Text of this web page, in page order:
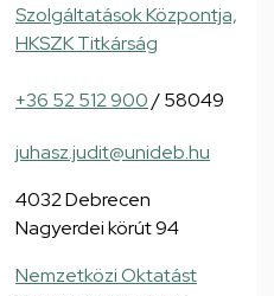
Szolgáltatások Központja,
HKSZK Titkárság
+36 52 512 900/ 58049
juhasz.judit@unideb.hu
4032 Debrecen
Nagyerdei körút 94
Nemzetközi Oktatást